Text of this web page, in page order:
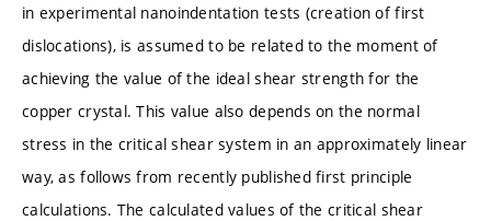
in experimental nanoindentation tests (creation of first
dislocations), is assumed to be related to the moment of
achieving the value of the ideal shear strength for the
copper crystal. This value also depends on the normal
stress in the critical shear system in an approximately linear
way, as follows from recently published first principle
calculations. The calculated values of the critical shear